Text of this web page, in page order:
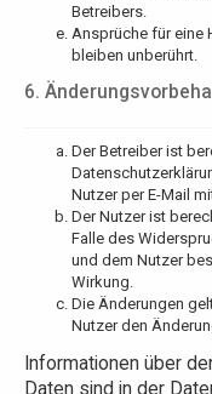
Betreibers.
Ansprüche für eine
bleiben unberührt.
6.
Der Betreiber ist
Nutzer per E-Mail
Der Nutzer ist
Falle des
und dem Nutzer
Wirkung.
Die Änderungen
Nutzer den
Informationen über
Daten sind in der